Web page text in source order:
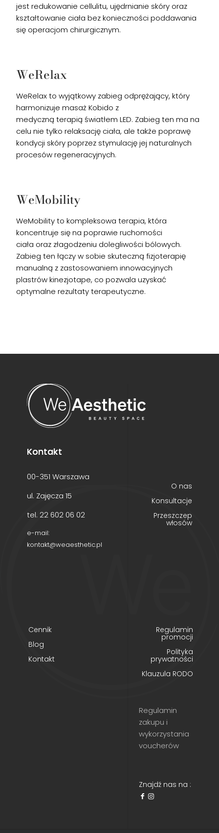
jest redukowanie cellulitu, ujędrnianie skóry oraz
kształtowanie ciała bez konieczności poddawania
się operacjom chirurgicznym.
WeRelax
WeRelax to wyjątkowy zabieg odprężający, który
harmonizuje masaż Kobido z
medyczną terapią światłem LED. Zabieg ten ma na
celu nie tylko relaksację ciała, ale także poprawę
kondycji skóry poprzez stymulację jej naturalnych
procesów regeneracyjnych.
WeMobility
WeMobility to kompleksowa terapia, która
koncentruje się na poprawie ruchomości
ciała oraz złagodzeniu dolegliwości bólowych.
Zabieg ten łączy w sobie skuteczną fizjoterapię
manualną z zastosowaniem innowacyjnych
plastrów kinezjotape, co pozwala uzyskać
optymalne rezultaty terapeutyczne.
Kontakt
00-351 Warszawa
ul. Zajęcza 15
tel. 22 602 06 02
e-mail:
kontakt@weaesthetic.pl
O nas
Konsultacje
Przeszczep
włosów
Cennik
Blog
Kontakt
Regulamin
promocji
Polityka
prywatności
Klauzula RODO
Regulamin
zakupu i
wykorzystania
voucherów
Znajdź nas na :